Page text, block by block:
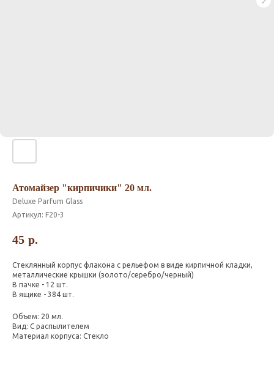
Атомайзер "кирпичики" 20 мл.
Deluxe Parfum Glass
Артикул: F20-3
45 р.
Стеклянный корпус флакона с рельефом в виде кирпичной кладки,
металлические крышки (золото/серебро/черный)
В пачке - 12 шт.
В ящике - 384 шт.
Объем: 20 мл.
Вид: С распылителем
Материал корпуса: Стекло